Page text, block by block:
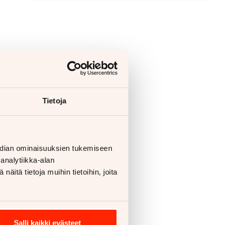
Tietoja
ominaisuuksien tukemiseen
alan
näitä tietoja muihin tietoihin, joita
Salli kaikki evästeet